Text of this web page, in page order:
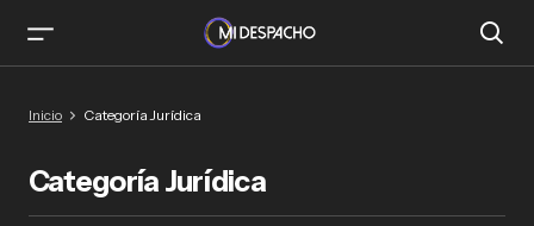
Inicio Categoría Jurídica
Categoría Jurídica